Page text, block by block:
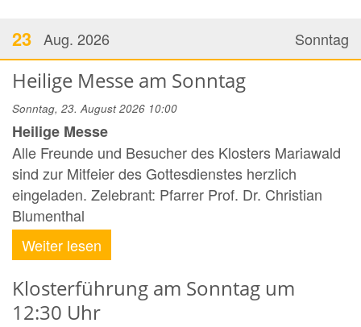
Sonntag
23 Aug. 2026
Heilige Messe am Sonntag
Sonntag, 23. August 2026 10:00
Heilige Messe
Alle Freunde und Besucher des Klosters Mariawald
sind zur Mitfeier des Gottesdienstes herzlich
eingeladen. Zelebrant: Pfarrer Prof. Dr. Christian
Blumenthal
Weiter lesen
Klosterführung am Sonntag um
12:30 Uhr